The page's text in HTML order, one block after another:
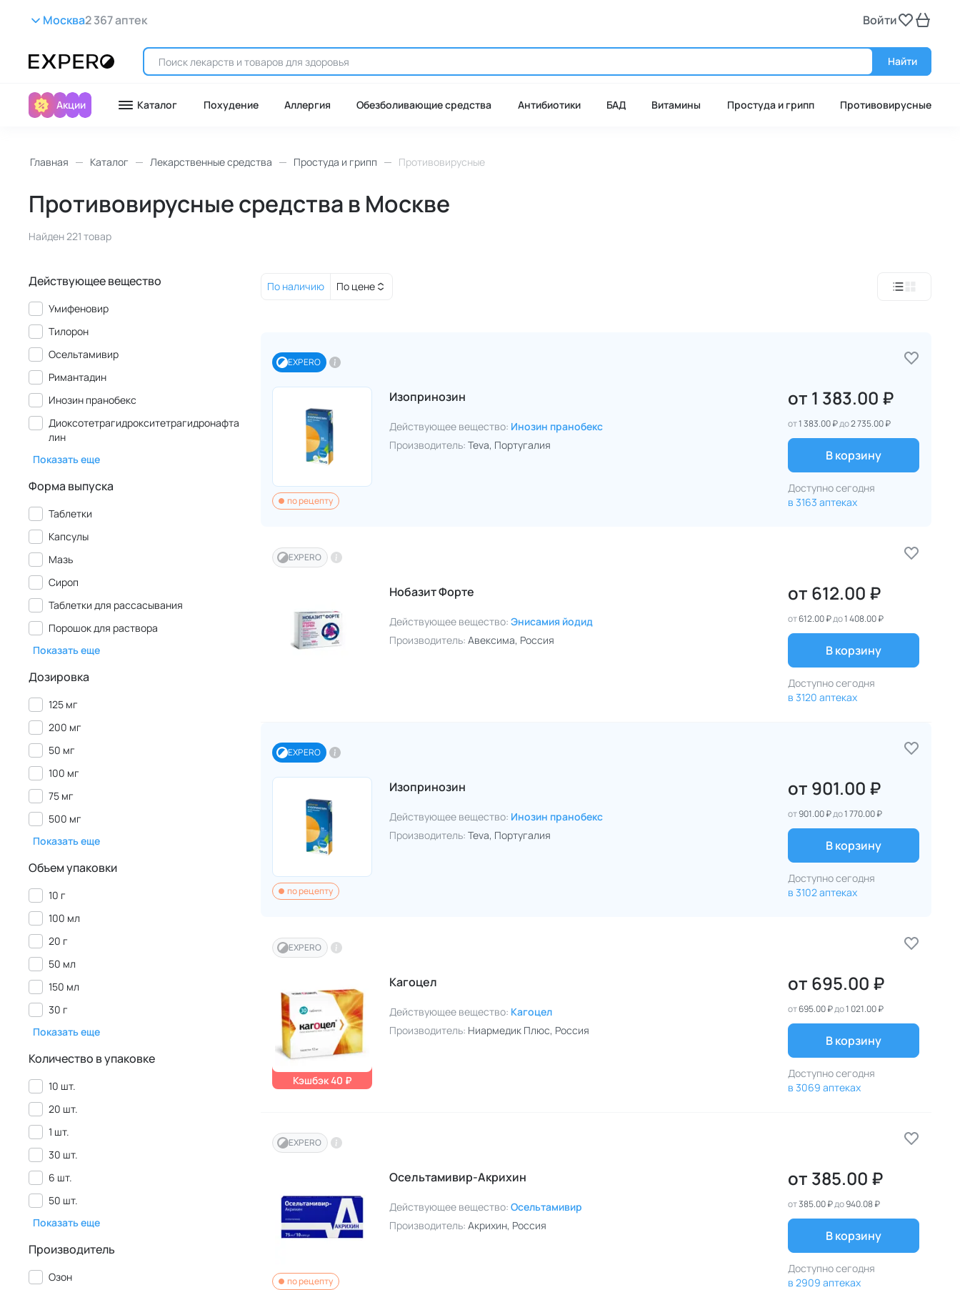
Москва2 367 аптек Войти
Найти
Акции Каталог Похудение Аллергия Обезболивающие средства Антибиотики БАД Витамины Простуда и грипп Противовирусные
Главная Каталог Лекарственные средства Простуда и грипп Противовирусные
Противовирусные средства в Москве
Найден 221 товар
Действующее вещество
Умифеновир
Тилорон
Осельтамивир
Римантадин
Инозин пранобекс
Диоксотетрагидрокситетрагидронафта
лин
Показать еще
Форма выпуска
Таблетки
Капсулы
Мазь
Сироп
Таблетки для рассасывания
Порошок для раствора
Показать еще
Дозировка
125 мг
200 мг
50 мг
100 мг
75 мг
500 мг
Показать еще
Объем упаковки
10 г
100 мл
20 г
50 мл
150 мл
30 г
Показать еще
Количество в упаковке
10 шт.
20 шт.
1 шт.
30 шт.
6 шт.
50 шт.
Показать еще
Производитель
Озон
По наличию По цене
EXPERO
по рецепту
Изопринозин
Действующее вещество: Инозин пранобекс
Производитель: Teva, Португалия
от 1 383.00 ₽
от1 383.00 ₽до2 735.00 ₽
В корзину
Доступно сегодня
в 3163 аптеках
EXPERO
Нобазит Форте
Действующее вещество: Энисамия йодид
Производитель: Авексима, Россия
от 612.00 ₽
от612.00 ₽до1 408.00 ₽
В корзину
Доступно сегодня
в 3120 аптеках
EXPERO
по рецепту
Изопринозин
Действующее вещество: Инозин пранобекс
Производитель: Teva, Португалия
от 901.00 ₽
от901.00 ₽до1 770.00 ₽
В корзину
Доступно сегодня
в 3102 аптеках
EXPERO
Кэшбэк 40 ₽
Кагоцел
Действующее вещество: Кагоцел
Производитель: Ниармедик Плюс, Россия
от 695.00 ₽
от695.00 ₽до1 021.00 ₽
В корзину
Доступно сегодня
в 3069 аптеках
EXPERO
по рецепту
Осельтамивир-Акрихин
Действующее вещество: Осельтамивир
Производитель: Акрихин, Россия
от 385.00 ₽
от385.00 ₽до940.08 ₽
В корзину
Доступно сегодня
в 2909 аптеках